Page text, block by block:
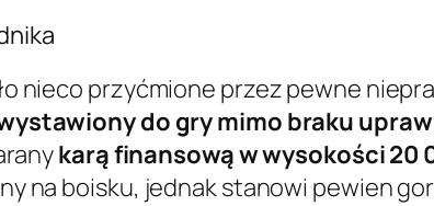
nieco przyćmione przez pewne
do gry mimo braku
karą finansową w wysokości 20
na boisku, jednak stanowi pewien